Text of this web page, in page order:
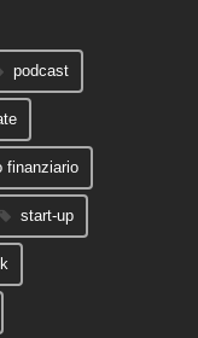
podcast
finanziario
start-up